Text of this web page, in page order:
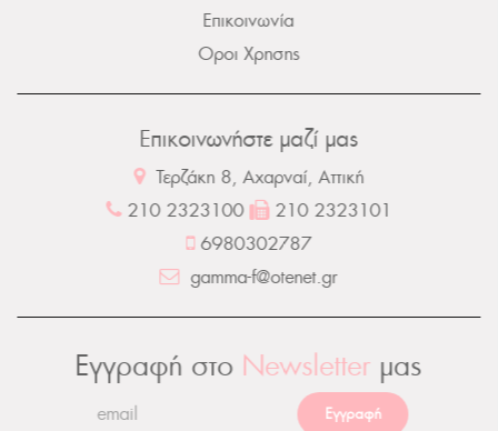
Επικοινωνία
Οροι Χρησης
Επικοινωνήστε μαζί μας
Τερζάκη 8, Αχαρναί, Αττική
210 2323100
210 2323101
6980302787
gamma-f@otenet.gr
Εγγραφή στο Newsletter μας
Εγγραφή